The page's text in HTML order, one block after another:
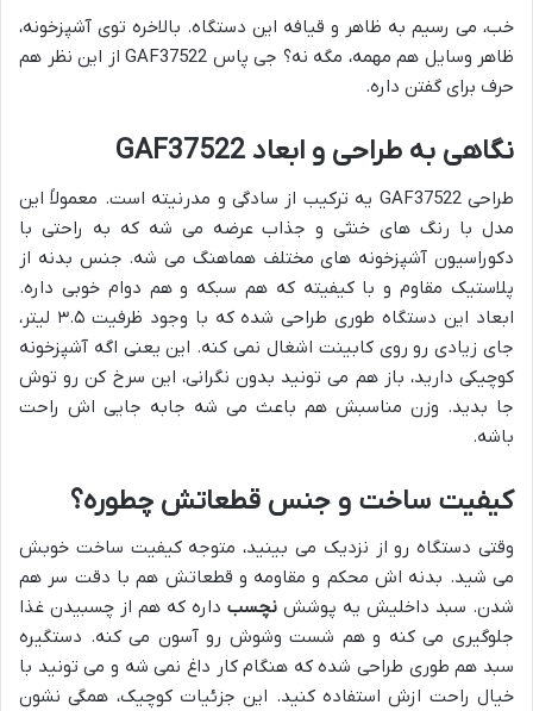
خب، می رسیم به ظاهر و قیافه این دستگاه. بالاخره توی آشپزخونه،
ظاهر وسایل هم مهمه، مگه نه؟ جی پاس GAF37522 از این نظر هم
حرف برای گفتن داره.
نگاهی به طراحی و ابعاد GAF37522
طراحی GAF37522 یه ترکیب از سادگی و مدرنیته است. معمولاً این
مدل با رنگ های خنثی و جذاب عرضه می شه که به راحتی با
دکوراسیون آشپزخونه های مختلف هماهنگ می شه. جنس بدنه از
پلاستیک مقاوم و با کیفیته که هم سبکه و هم دوام خوبی داره.
ابعاد این دستگاه طوری طراحی شده که با وجود ظرفیت ۳.۵ لیتر،
جای زیادی رو روی کابینت اشغال نمی کنه. این یعنی اگه آشپزخونه
کوچیکی دارید، باز هم می تونید بدون نگرانی، این سرخ کن رو توش
جا بدید. وزن مناسبش هم باعث می شه جابه جایی اش راحت
باشه.
کیفیت ساخت و جنس قطعاتش چطوره؟
وقتی دستگاه رو از نزدیک می بینید، متوجه کیفیت ساخت خوبش
می شید. بدنه اش محکم و مقاومه و قطعاتش هم با دقت سر هم
شدن. سبد داخلیش یه پوشش نچسب داره که هم از چسبیدن غذا
جلوگیری می کنه و هم شست وشوش رو آسون می کنه. دستگیره
سبد هم طوری طراحی شده که هنگام کار داغ نمی شه و می تونید با
خیال راحت ازش استفاده کنید. این جزئیات کوچیک، همگی نشون